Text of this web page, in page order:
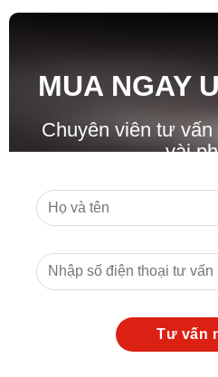
MUA NGAY
Chuyên viên tư
vài